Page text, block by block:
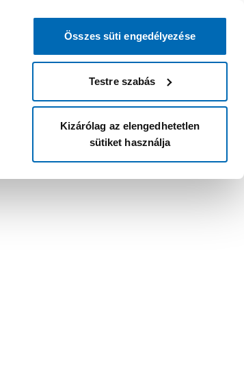
Összes süti engedélyezése
Testre szabás
Kizárólag az elengedhetetlen
sütiket használja